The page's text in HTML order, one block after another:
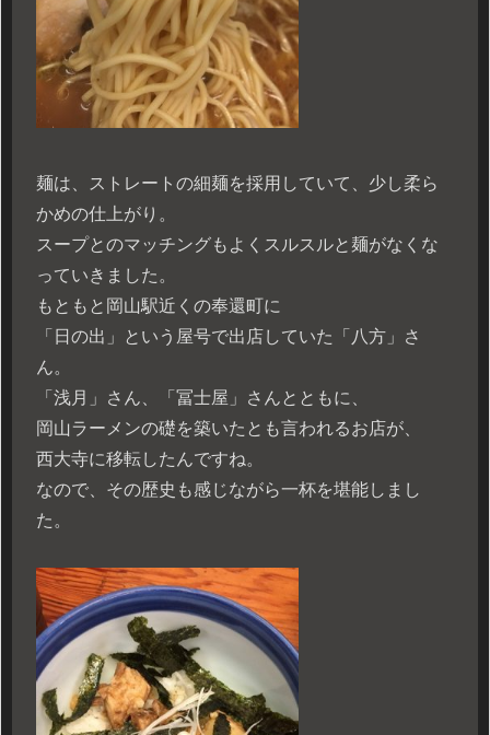
麺は、ストレートの細麺を採用していて、少し柔ら
かめの仕上がり。
スープとのマッチングもよくスルスルと麺がなくな
っていきました。
もともと岡山駅近くの奉還町に
「日の出」という屋号で出店していた「八方」さ
ん。
「浅月」さん、「冨士屋」さんとともに、
岡山ラーメンの礎を築いたとも言われるお店が、
西大寺に移転したんですね。
なので、その歴史も感じながら一杯を堪能しまし
た。